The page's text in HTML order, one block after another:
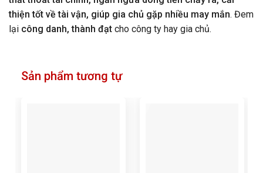
thiện tốt về tài vận, giúp gia chủ gặp nhiều may mắn. Đem
lại công danh, thành đạt cho công ty hay gia chủ.
Sản phẩm tương tự